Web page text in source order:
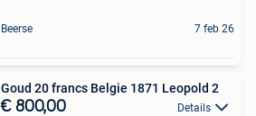
Beerse 7 feb 26
Goud 20 francs Belgie 1871 Leopold 2
€ 800,00 Details